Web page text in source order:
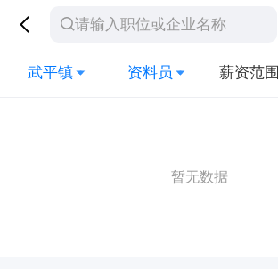
武平镇 资料员 薪资范围
暂无数据